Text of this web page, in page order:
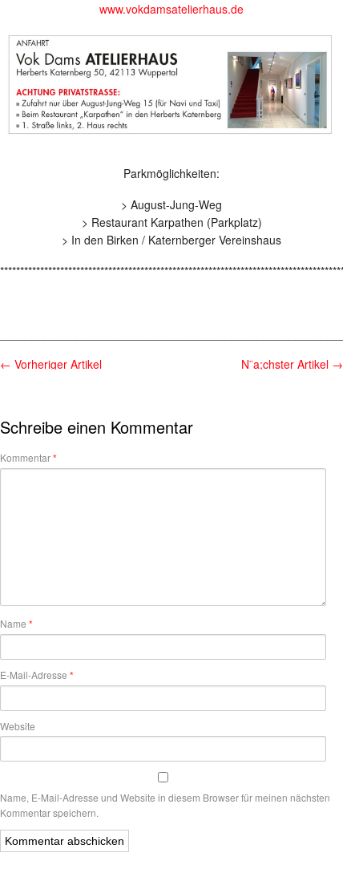
www.vokdamsatelierhaus.de
Parkmöglichkeiten:
> August-Jung-Weg
> Restaurant Karpathen (Parkplatz)
> In den Birken / Katernberger Vereinshaus
← Vorheriger Artikel N¨a;chster Artikel →
Schreibe einen Kommentar
Kommentar*
Name *
E-Mail-Adresse *
Website
Name, E-Mail-Adresse und Website in diesem Browser für meinen nächsten
Kommentar speichern.